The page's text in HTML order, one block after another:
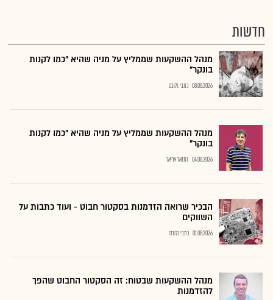
חדשות
מנהל ההשקעות שממליץ על מניה שהיא "כמו לקנות
בונקר"
08.08.2026 כתבי גלובס
מנהל ההשקעות שממליץ על מניה שהיא "כמו לקנות
בונקר"
04.08.2026 נתנאל אריאל
הבכיר שרואה הזדמנות בסקטור חבוט - ועוד כתבות על
השווקים
01.08.2026 כתבי גלובס
מנהל ההשקעות שבטוח: זה הסקטור החבוט שהפך
להזדמנות